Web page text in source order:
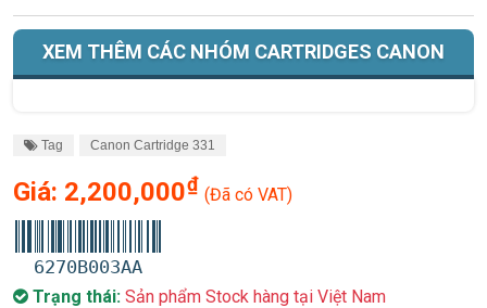
XEM THÊM CÁC NHÓM CARTRIDGES CANON
Tag Canon Cartridge 331
Giá: 2,200,000₫ (Đã có VAT)
6270B003AA
Trạng thái: Sản phẩm Stock hàng tại Việt Nam